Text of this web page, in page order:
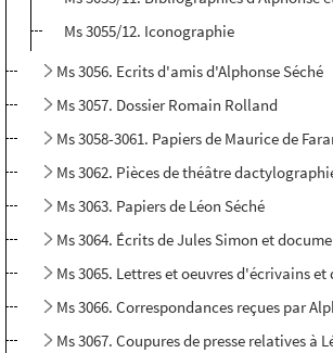
Ms 3055/12. Iconographie
Ms 3056. Ecrits d'amis d'Alphonse Séché
Ms 3057. Dossier Romain Rolland
Ms 3058-3061. Papiers de Maurice de
Ms 3062. Pièces de théâtre
Ms 3063. Papiers de Léon Séché
Ms 3064. Écrits de Jules Simon et
Ms 3065. Lettres et oeuvres d'écrivains
Ms 3066. Correspondances reçues par
Ms 3067. Coupures de presse relatives à